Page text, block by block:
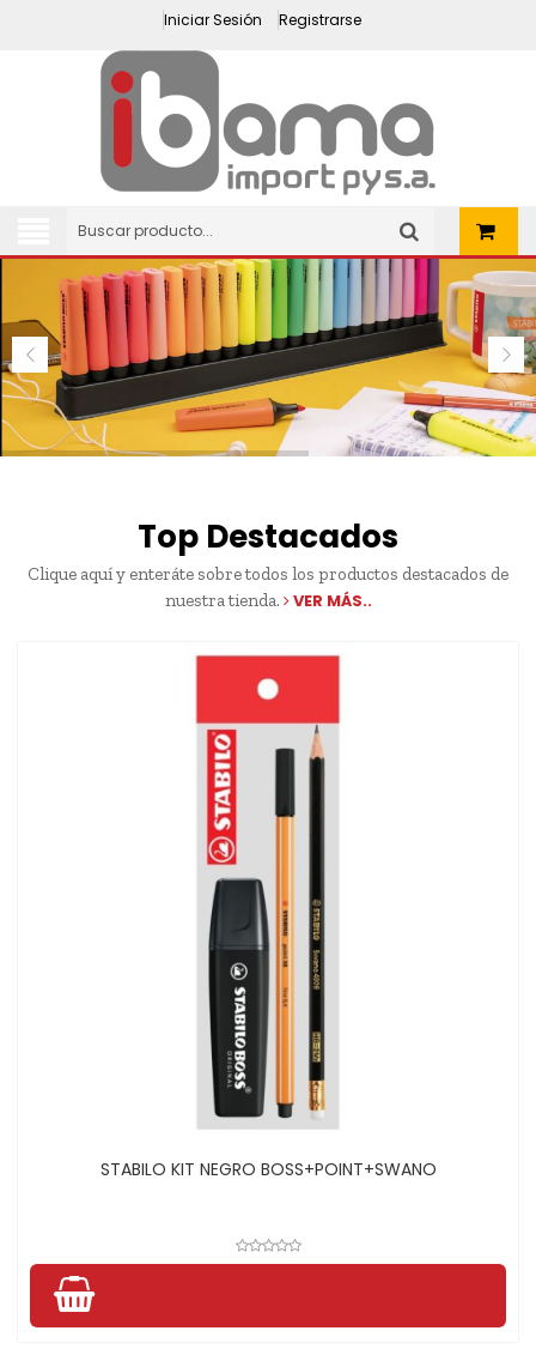
Iniciar Sesión Registrarse
Top Destacados
Clique aquí y enteráte sobre todos los productos destacados de
nuestra tienda. VER MÁS..
STABILO KIT NEGRO BOSS+POINT+SWANO